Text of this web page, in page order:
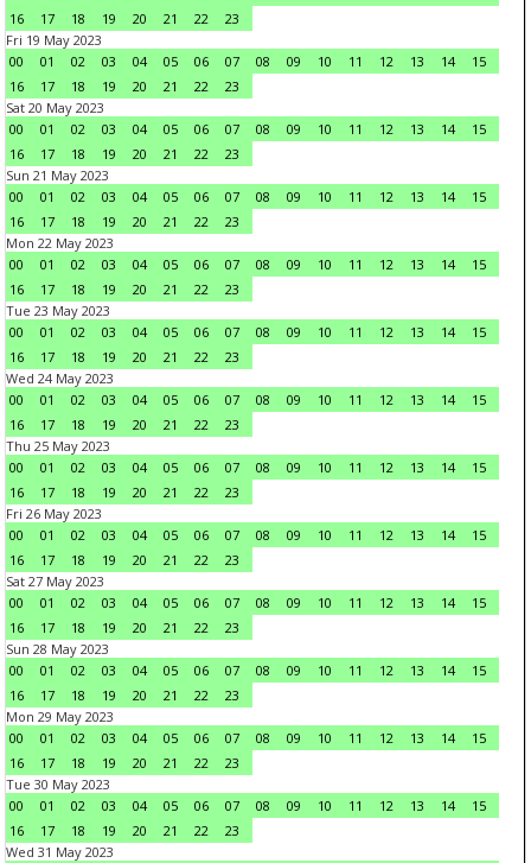
16
17 18 19 20 21 22
23
Fri 19 May 2023
00
01 02 03 04 05 06 07 08 09 10 11 12 13 14
15
16
17 18 19 20 21 22
23
Sat 20 May 2023
00
01 02 03 04 05 06 07 08 09 10 11 12 13 14
15
16
17 18 19 20 21 22
23
Sun 21 May 2023
00
01 02 03 04 05 06 07 08 09 10 11 12 13 14
15
16
17 18 19 20 21 22
23
Mon 22 May 2023
00
01 02 03 04 05 06 07 08 09 10 11 12 13 14
15
16
17 18 19 20 21 22
23
Tue 23 May 2023
00
01 02 03 04 05 06 07 08 09 10 11 12 13 14
15
16
17 18 19 20 21 22
23
Wed 24 May 2023
00
01 02 03 04 05 06 07 08 09 10 11 12 13 14
15
16
17 18 19 20 21 22
23
Thu 25 May 2023
00
01 02 03 04 05 06 07 08 09 10 11 12 13 14
15
16
17 18 19 20 21 22
23
Fri 26 May 2023
00
01 02 03 04 05 06 07 08 09 10 11 12 13 14
15
16
17 18 19 20 21 22
23
Sat 27 May 2023
00
01 02 03 04 05 06 07 08 09 10 11 12 13 14
15
16
17 18 19 20 21 22
23
Sun 28 May 2023
00
01 02 03 04 05 06 07 08 09 10 11 12 13 14
15
16
17 18 19 20 21 22
23
Mon 29 May 2023
00
01 02 03 04 05 06 07 08 09 10 11 12 13 14
15
16
17 18 19 20 21 22
23
Tue 30 May 2023
00
01 02 03 04 05 06 07 08 09 10 11 12 13 14
15
16
17 18 19 20 21 22
23
Wed 31 May 2023